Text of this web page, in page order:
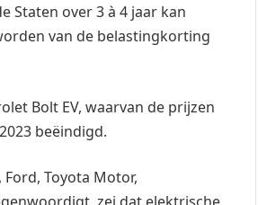
Staten over 3 à 4 jaar kan
van de belastingkorting
Bolt EV, waarvan de prijzen
beëindigd.
Toyota Motor,